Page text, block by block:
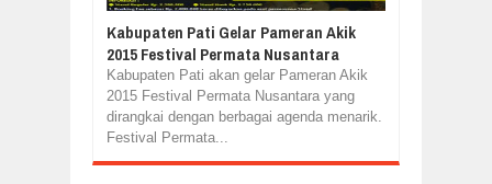
Kabupaten Pati Gelar Pameran Akik
2015 Festival Permata Nusantara
Kabupaten Pati akan gelar Pameran Akik
2015 Festival Permata Nusantara yang
dirangkai dengan berbagai agenda menarik.
Festival Permata...